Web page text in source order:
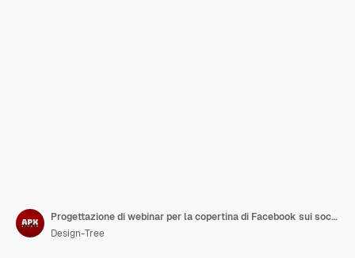
Progettazione di webinar per la copertina di Facebook sui social media di moda e vendite
Design-Tree